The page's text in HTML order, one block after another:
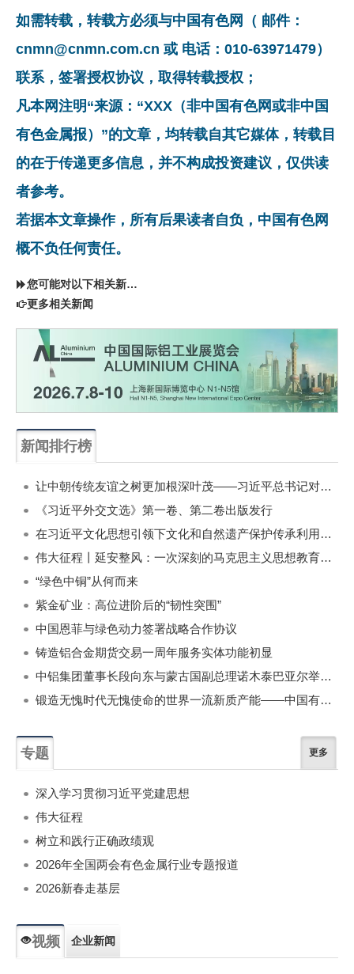
如需转载，转载方必须与中国有色网（ 邮件：
cnmn@cnmn.com.cn 或 电话：010-63971479）
联系，签署授权协议，取得转载授权；
凡本网注明“来源：“XXX（非中国有色网或非中国
有色金属报）”的文章，均转载自其它媒体，转载目
的在于传递更多信息，并不构成投资建议，仅供读
者参考。
若据本文章操作，所有后果读者自负，中国有色网
概不负任何责任。
您可能对以下相关新闻同样感兴趣
更多相关新闻
新闻排行榜
让中朝传统友谊之树更加根深叶茂——习近平总书记对朝鲜进行国事访问纪实
《习近平外交文选》第一卷、第二卷出版发行
在习近平文化思想引领下文化和自然遗产保护传承利用工作开创新局面
伟大征程丨延安整风：一次深刻的马克思主义思想教育运动
“绿色中铜”从何而来
紫金矿业：高位进阶后的“韧性突围”
中国恩菲与绿色动力签署战略合作协议
铸造铝合金期货交易一周年服务实体功能初显
中铝集团董事长段向东与蒙古国副总理诺木泰巴亚尔举行会谈
锻造无愧时代无愧使命的世界一流新质产能——中国有色金属工业的战略应对与破局之道（二）
专题 更多
深入学习贯彻习近平党建思想
伟大征程
树立和践行正确政绩观
2026年全国两会有色金属行业专题报道
2026新春走基层
视频 企业新闻